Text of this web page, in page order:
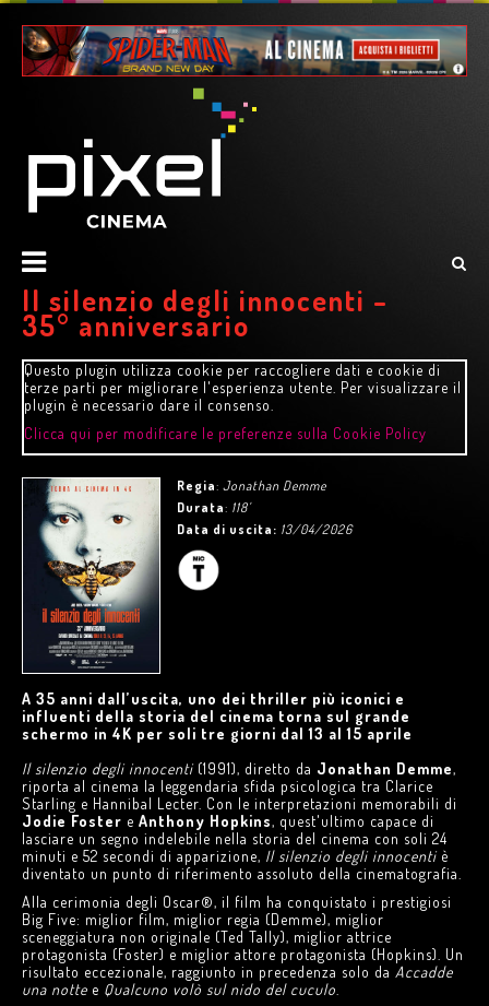
Il silenzio degli innocenti –
35° anniversario
Questo plugin utilizza cookie per raccogliere dati e cookie di
terze parti per migliorare l'esperienza utente. Per visualizzare il
plugin è necessario dare il consenso.
Clicca qui per modificare le preferenze sulla Cookie Policy
Regia: Jonathan Demme
Durata: 118'
Data di uscita: 13/04/2026
A 35 anni dall’uscita, uno dei thriller più iconici e
influenti della storia del cinema torna sul grande
schermo in 4K per soli tre giorni dal 13 al 15 aprile
Il silenzio degli innocenti(1991), diretto da Jonathan Demme,
riporta al cinema la leggendaria sfida psicologica tra Clarice
Starling e Hannibal Lecter. Con le interpretazioni memorabili di
Jodie Foster e Anthony Hopkins, quest'ultimo capace di
lasciare un segno indelebile nella storia del cinema con soli 24
minuti e 52 secondi di apparizione, Il silenzio degli innocentiè
diventato un punto di riferimento assoluto della cinematografia.
Alla cerimonia degli Oscar®, il film ha conquistato i prestigiosi
Big Five: miglior film, miglior regia (Demme), miglior
sceneggiatura non originale (Ted Tally), miglior attrice
protagonista (Foster) e miglior attore protagonista (Hopkins). Un
risultato eccezionale, raggiunto in precedenza solo da Accadde
una notte e Qualcuno volò sul nido del cuculo